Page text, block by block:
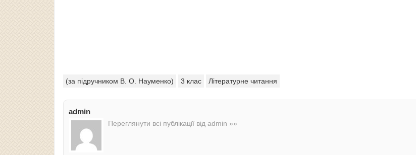
(за підручником В. О. Науменко) 3 клас Літературне читання
admin
Переглянути всі публікації від admin »»